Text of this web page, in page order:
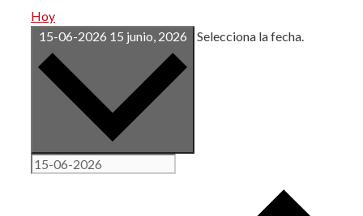
Hoy
15-06-2026 15 junio, 2026 Selecciona la fecha.